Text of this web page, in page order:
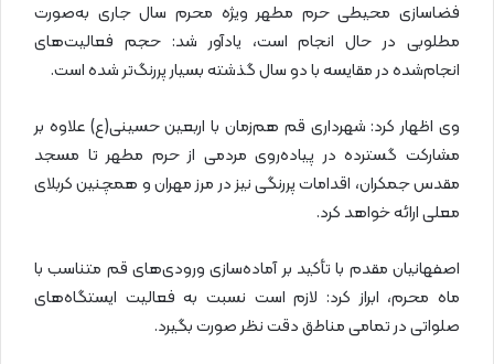
فضاسازی محیطی حرم مطهر ویژه محرم سال جاری به‌صورت
مطلوبی در حال انجام است، یادآور شد: حجم فعالیت‌های
انجام‌شده در مقایسه با دو سال گذشته بسیار پررنگ‌تر شده است.
وی اظهار کرد: شهرداری قم هم‌زمان با اربعین حسینی(ع) علاوه بر
مشارکت گسترده در پیاده‌روی مردمی از حرم مطهر تا مسجد
مقدس جمکران، اقدامات پررنگی نیز در مرز مهران و همچنین کربلای
معلی ارائه خواهد کرد.
اصفهانیان مقدم با تأکید بر آماده‌سازی ورودی‌های قم متناسب با
ماه محرم، ابراز کرد: لازم است نسبت به فعالیت ایستگاه‌های
صلواتی در تمامی مناطق دقت نظر صورت بگیرد.